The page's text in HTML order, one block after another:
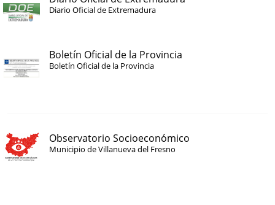
Diario Oficial de Extremadura
Boletín Oficial de la Provincia
Boletín Oficial de la Provincia
Observatorio Socioeconómico
Municipio de Villanueva del Fresno